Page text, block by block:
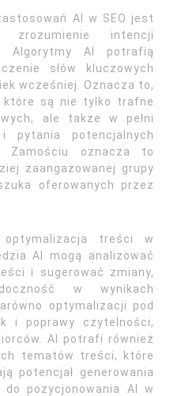
AI w SEO jest
intencji
Algorytmy AI potrafią
słów kluczowych
wcześniej. Oznacza to,
są nie tylko trafne
ale także w pełni
pytania potencjalnych
Zamościu oznacza to
zaangażowanej grupy
oferowanych przez
optymalizacja treści w
AI mogą analizować
i sugerować zmiany,
w wynikach
optymalizacji pod
i poprawy czytelności,
AI potrafi również
tematów treści, które
potencjał generowania
pozycjonowania AI w